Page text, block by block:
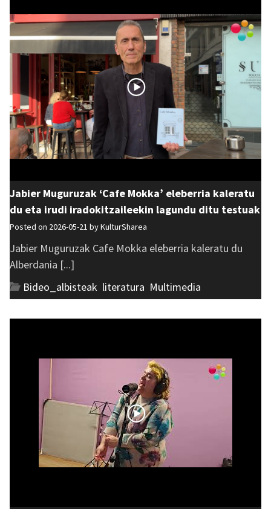
Jabier Muguruzak ‘Cafe Mokka’ eleberria kaleratu
du eta irudi iradokitzaileekin lagundu ditu testuak
Posted on 2026-05-21 byKulturSharea
Jabier Muguruzak Cafe Mokka eleberria kaleratu du
Alberdania [...]
Bideo_albisteak literatura Multimedia